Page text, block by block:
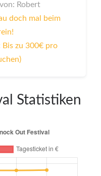
Robert
doch mal beim
Bis zu 300€ pro
Statistiken